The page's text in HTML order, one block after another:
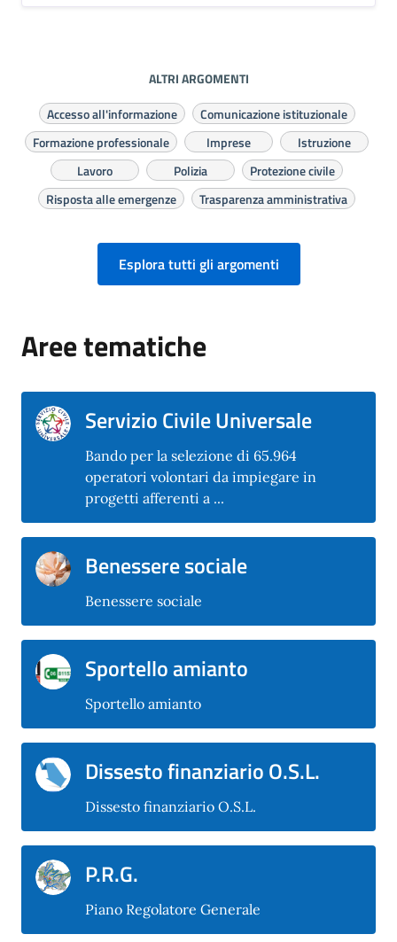
ALTRI ARGOMENTI
Accesso all'informazione
Comunicazione istituzionale
Formazione professionale
Imprese
Istruzione
Lavoro
Polizia
Protezione civile
Risposta alle emergenze
Trasparenza amministrativa
Esplora tutti gli argomenti
Aree tematiche
Servizio Civile Universale
Bando per la selezione di 65.964
operatori volontari da impiegare in
progetti afferenti a ...
Benessere sociale
Benessere sociale
Sportello amianto
Sportello amianto
Dissesto finanziario O.S.L.
Dissesto finanziario O.S.L.
P.R.G.
Piano Regolatore Generale